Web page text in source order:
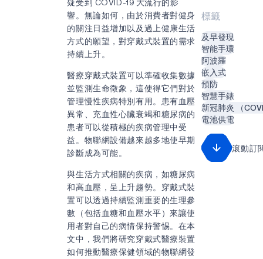
遊戲
耳戴式裝置
合作成功亮點
為什麼選擇 Ambiq
什麼是邊緣 AI？
購買地點
常見問題
疑受到 COVID-19 大流行的影
響。無論如何，由於消費者對健身
的關注日益增加以及過上健康生活
方式的願望，對穿戴式裝置的需求
持續上升。
醫療穿戴式裝置可以準確收集數據
並監測生命徵象，這使得它們對於
管理慢性疾病特別有用。患有血壓
異常、充血性心臟衰竭和糖尿病的
患者可以從積極的疾病管理中受
益。物聯網設備越來越多地使早期
診斷成為可能。
與生活方式相關的疾病，如糖尿病
和高血壓，呈上升趨勢。穿戴式裝
置可以透過持續監測重要的生理參
數（包括血糖和血壓水平）來讓使
用者對自己的病情保持警惕。在本
文中，我們將研究穿戴式醫療裝置
如何推動醫療保健領域的物聯網發
標籤
及早發現
智能手環
阿波羅
嵌入式
預防
智慧手錶
新冠肺炎 （
電池供電
滾動訂